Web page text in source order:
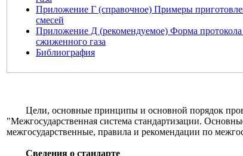
Приложение Г (справочное) Примеры
смесей
Приложение Д (рекомендуемое) Форма протокола
сжиженного газа
Библиография
Цели, основные принципы и основной порядок
"Межгосударственная система стандартизации.
межгосударственные, правила и рекомендации по
Сведения о стандарте